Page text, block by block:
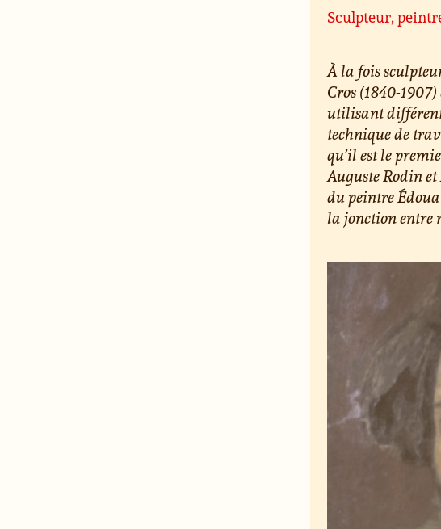
Sculpteur,
À la fois
Cros (1840-
utilisant
technique de
qu’il est le
Auguste Rodin
du peintre
la jonction entre